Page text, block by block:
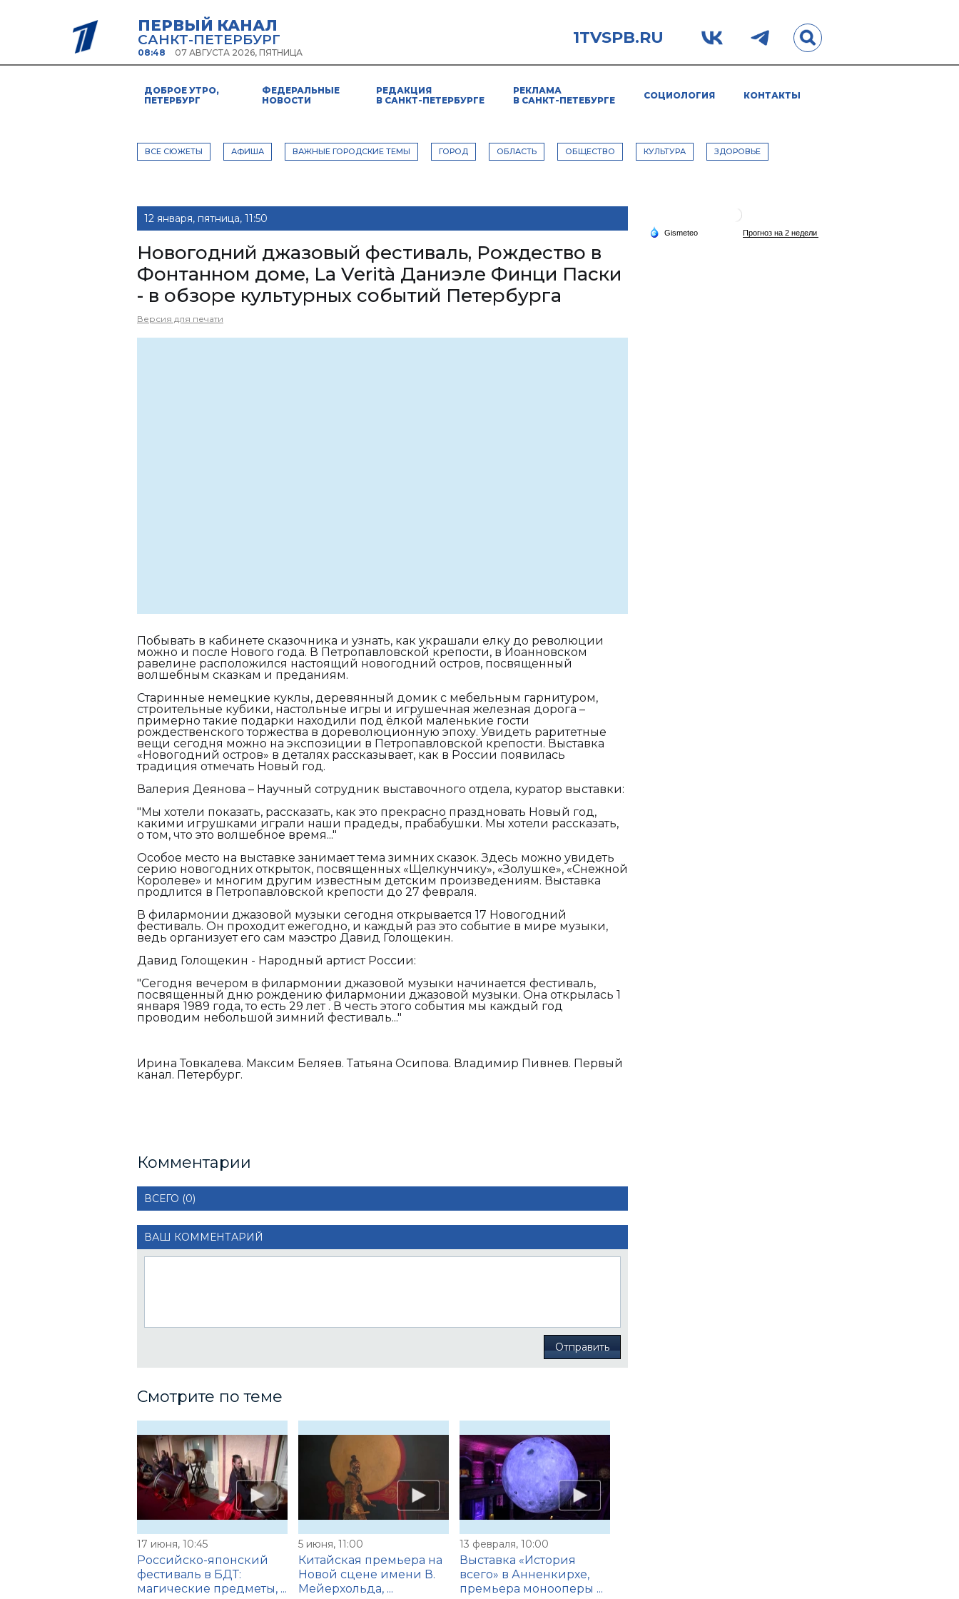
ПЕРВЫЙ КАНАЛ
САНКТ-ПЕТЕРБУРГ
08:48 07 АВГУСТА 2026, ПЯТНИЦА
1TVSPB.RU
ДОБРОЕ УТРО,
ПЕТЕРБУРГ
ФЕДЕРАЛЬНЫЕ
НОВОСТИ
РЕДАКЦИЯ
В САНКТ-ПЕТЕРБУРГЕ
РЕКЛАМА
В САНКТ-ПЕТЕБУРГЕ
СОЦИОЛОГИЯ КОНТАКТЫ
ВСЕ СЮЖЕТЫ АФИША ВАЖНЫЕ ГОРОДСКИЕ ТЕМЫ ГОРОД ОБЛАСТЬ ОБЩЕСТВО КУЛЬТУРА ЗДОРОВЬЕ
12 января, пятница, 11:50
Новогодний джазовый фестиваль, Рождество в
Фонтанном доме, La Verità Даниэле Финци Паски
- в обзоре культурных событий Петербурга
Версия для печати
Побывать в кабинете сказочника и узнать, как украшали елку до революции
можно и после Нового года. В Петропавловской крепости, в Иоанновском
равелине расположился настоящий новогодний остров, посвященный
волшебным сказкам и преданиям.
Старинные немецкие куклы, деревянный домик с мебельным гарнитуром,
строительные кубики, настольные игры и игрушечная железная дорога –
примерно такие подарки находили под ёлкой маленькие гости
рождественского торжества в дореволюционную эпоху. Увидеть раритетные
вещи сегодня можно на экспозиции в Петропавловской крепости. Выставка
«Новогодний остров» в деталях рассказывает, как в России появилась
традиция отмечать Новый год.
Валерия Деянова – Научный сотрудник выставочного отдела, куратор выставки:
"Мы хотели показать, рассказать, как это прекрасно праздновать Новый год,
какими игрушками играли наши прадеды, прабабушки. Мы хотели рассказать,
о том, что это волшебное время..."
Особое место на выставке занимает тема зимних сказок. Здесь можно увидеть
серию новогодних открыток, посвященных «Щелкунчику», «Золушке», «Снежной
Королеве» и многим другим известным детским произведениям. Выставка
продлится в Петропавловской крепости до 27 февраля.
В филармонии джазовой музыки сегодня открывается 17 Новогодний
фестиваль. Он проходит ежегодно, и каждый раз это событие в мире музыки,
ведь организует его сам маэстро Давид Голощекин.
Давид Голощекин - Народный артист России:
"Сегодня вечером в филармонии джазовой музыки начинается фестиваль,
посвященный дню рождению филармонии джазовой музыки. Она открылась 1
января 1989 года, то есть 29 лет . В честь этого события мы каждый год
проводим небольшой зимний фестиваль..."
Ирина Товкалева. Максим Беляев. Татьяна Осипова. Владимир Пивнев. Первый
канал. Петербург.
Комментарии
ВСЕГО (0)
ВАШ КОММЕНТАРИЙ
Отправить
Смотрите по теме
17 июня, 10:45
Российско-японский
фестиваль в БДТ:
магические предметы, ...
5 июня, 11:00
Китайская премьера на
Новой сцене имени В.
Мейерхольда, ...
13 февраля, 10:00
Выставка «История
всего» в Анненкирхе,
премьера монооперы ...